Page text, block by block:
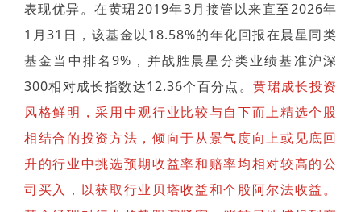
表现优异。在黄珺2019年3月接管以来直至2026年
1月31日，该基金以18.58%的年化回报在晨星同类
基金当中排名9%，并战胜晨星分类业绩基准沪深
300相对成长指数达12.36个百分点。黄珺成长投资
风格鲜明，采用中观行业比较与自下而上精选个股
相结合的投资方法，倾向于从景气度向上或见底回
升的行业中挑选预期收益率和赔率均相对较高的公
司买入，以获取行业贝塔收益和个股阿尔法收益。